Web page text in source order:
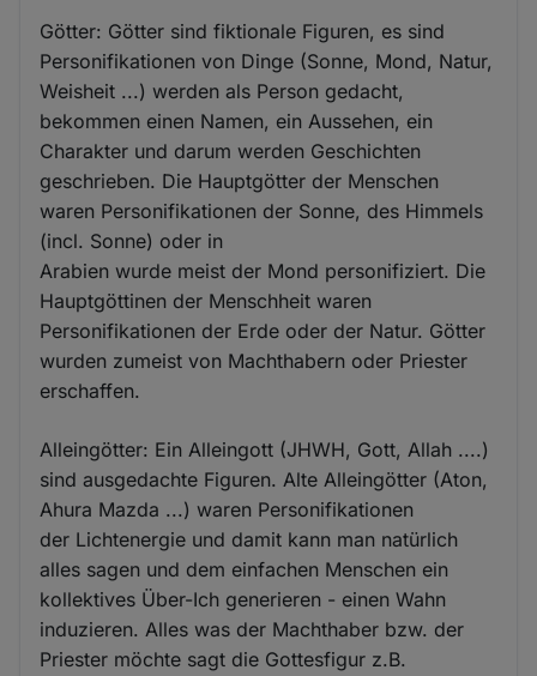
Götter: Götter sind fiktionale Figuren, es sind
Personifikationen von Dinge (Sonne, Mond, Natur,
Weisheit ...) werden als Person gedacht,
bekommen einen Namen, ein Aussehen, ein
Charakter und darum werden Geschichten
geschrieben. Die Hauptgötter der Menschen
waren Personifikationen der Sonne, des Himmels
(incl. Sonne) oder in
Arabien wurde meist der Mond personifiziert. Die
Hauptgöttinen der Menschheit waren
Personifikationen der Erde oder der Natur. Götter
wurden zumeist von Machthabern oder Priester
erschaffen.
Alleingötter: Ein Alleingott (JHWH, Gott, Allah ....)
sind ausgedachte Figuren. Alte Alleingötter (Aton,
Ahura Mazda ...) waren Personifikationen
der Lichtenergie und damit kann man natürlich
alles sagen und dem einfachen Menschen ein
kollektives Über-Ich generieren - einen Wahn
induzieren. Alles was der Machthaber bzw. der
Priester möchte sagt die Gottesfigur z.B.